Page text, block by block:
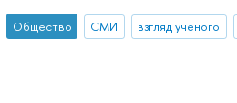
Общество СМИ взгляд ученого